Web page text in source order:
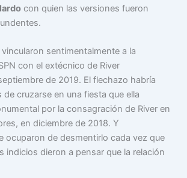
con quien las versiones fueron
sentimentalmente a la
con el extécnico de River
de 2019. El flechazo habría
cruzarse en una fiesta que ella
por la consagración de River en
en diciembre de 2018. Y
ocuparon de desmentirlo cada vez que
indicios dieron a pensar que la relación